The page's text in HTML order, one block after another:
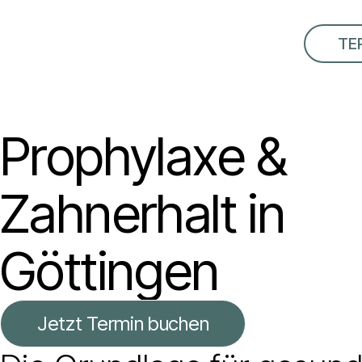
Prophylaxe &
Zahnerhalt in
Göttingen
Jetzt Termin buchen